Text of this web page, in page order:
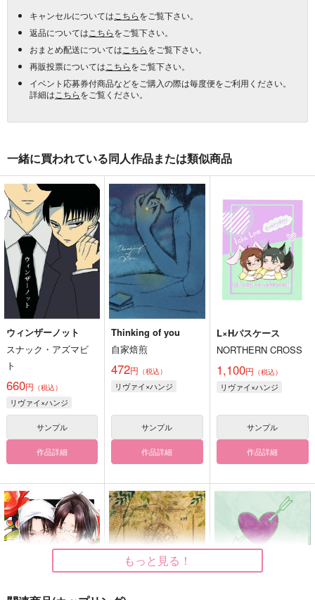
キャンセルについては こちらをご覧下さい。
返品については こちらをご覧下さい。
おまとめ配送については こちらをご覧下さい。
再販投票については こちらをご覧下さい。
イベント応募券付商品などをご購入の際は毎度便をご利用ください。
詳細は こちらをご覧ください。
一緒に買われている同人作品または類似商品
ウィンザーノット
スナック・アズマビ
ト
660円 （税込）
リヴァイ×ハンジ
サンプル
作品詳細
Thinking of you
自家焙煎
472円 （税込）
リヴァイ×ハンジ
サンプル
作品詳細
L×Hパスケース
NORTHERN CROSS
1,100円 （税込）
リヴァイ×ハンジ
サンプル
作品詳細
もっと見る！